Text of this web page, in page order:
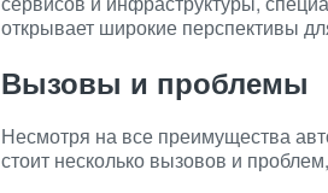
открывает широкие перспективы
Вызовы и проблемы
Несмотря на все преимущества
стоит несколько вызовов и